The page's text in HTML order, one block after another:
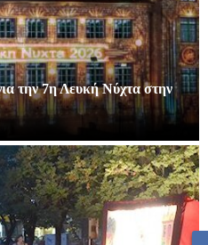
την 7η Λευκή Νύχτα στην